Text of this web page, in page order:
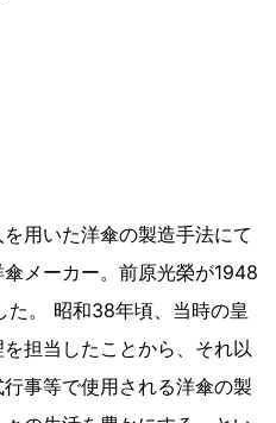
用いた洋傘の製造手法にて
メーカー。前原光榮が1948
。 昭和38年頃、当時の皇
担当したことから、それ以
事等で使用される洋傘の製